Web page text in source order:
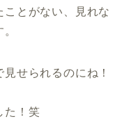
とがない、見れな
せられるのにね！
た！笑